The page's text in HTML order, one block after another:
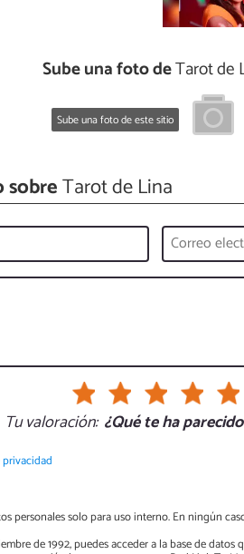
Sube una foto deTarot de
Sube una foto de este sitio
sobreTarot de Lina
Tu valoración: ¿Qué te ha
personales solo para uso interno. En ningún
de 1992, puedes acceder a la base de